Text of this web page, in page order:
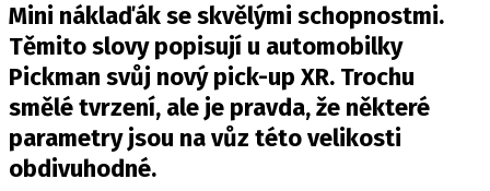
OSTATNÍ
TISKOVKY
ROZHOVORY
DAKAR
Mini náklaďák se skvělými schopnostmi.
Těmito slovy popisují u automobilky
Pickman svůj nový pick-up XR. Trochu
smělé tvrzení, ale je pravda, že některé
parametry jsou na vůz této velikosti
obdivuhodné.